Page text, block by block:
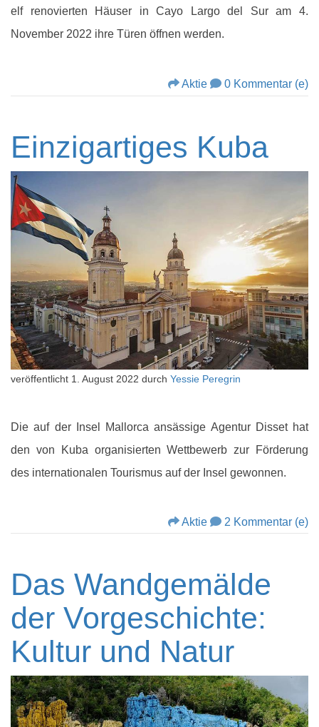
elf renovierten Häuser in Cayo Largo del Sur am 4.
November 2022 ihre Türen öffnen werden.
Aktie 0 Kommentar (e)
Einzigartiges Kuba
veröffentlicht 1. August 2022 durch Yessie Peregrin
Die auf der Insel Mallorca ansässige Agentur Disset hat
den von Kuba organisierten Wettbewerb zur Förderung
des internationalen Tourismus auf der Insel gewonnen.
Aktie 2 Kommentar (e)
Das Wandgemälde
der Vorgeschichte:
Kultur und Natur